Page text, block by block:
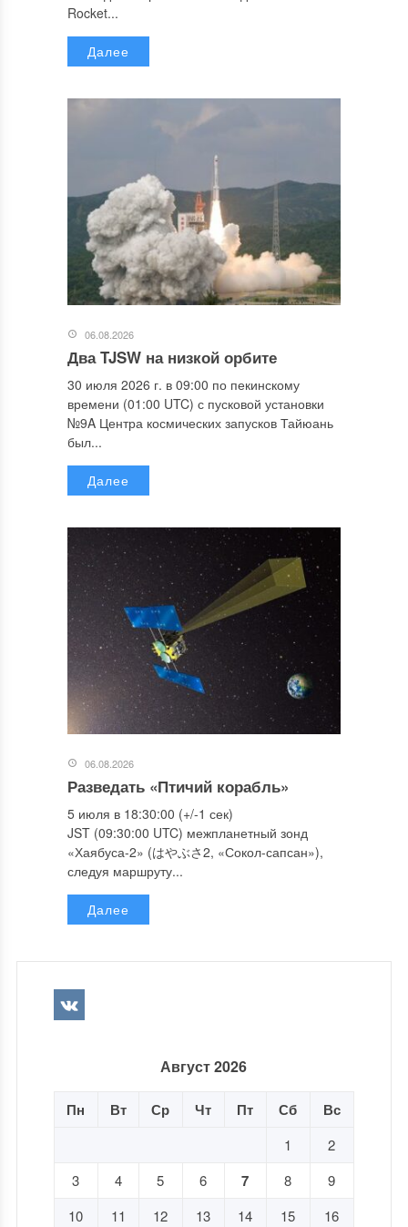
Rocket...
Далее
06.08.2026
Два TJSW на низкой орбите
30 июля 2026 г. в 09:00 по пекинскому
времени (01:00 UTC) с пусковой установки
№9A Центра космических запусков Тайюань
был...
Далее
06.08.2026
Разведать «Птичий корабль»
5 июля в 18:30:00 (+/-1 сек)
JST (09:30:00 UTC) межпланетный зонд
«Хаябуса-2» (はやぶさ2, «Сокол-сапсан»),
следуя маршруту...
Далее
Август 2026
Пн Вт Ср Чт Пт Сб Вс
1
2
3
4 5 6 7 8
9
10
11 12 13 14 15
16